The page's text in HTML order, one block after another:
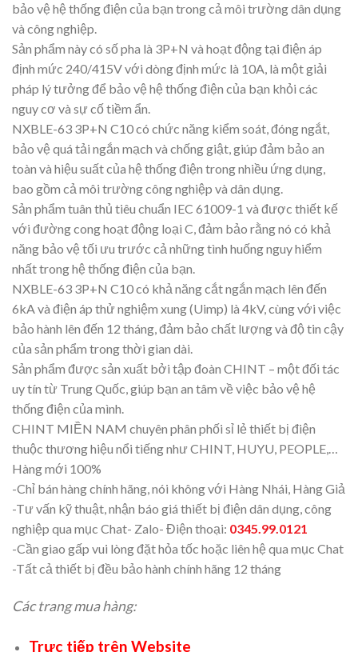
bảo vệ hệ thống điện của bạn trong cả môi trường dân dụng
và công nghiệp.
Sản phẩm này có số pha là 3P+N và hoạt động tại điện áp
định mức 240/415V với dòng định mức là 10A, là một giải
pháp lý tưởng để bảo vệ hệ thống điện của bạn khỏi các
nguy cơ và sự cố tiềm ẩn.
NXBLE-63 3P+N C10 có chức năng kiểm soát, đóng ngắt,
bảo vệ quá tải ngắn mạch và chống giật, giúp đảm bảo an
toàn và hiệu suất của hệ thống điện trong nhiều ứng dụng,
bao gồm cả môi trường công nghiệp và dân dụng.
Sản phẩm tuân thủ tiêu chuẩn IEC 61009-1 và được thiết kế
với đường cong hoạt động loại C, đảm bảo rằng nó có khả
năng bảo vệ tối ưu trước cả những tình huống nguy hiểm
nhất trong hệ thống điện của bạn.
NXBLE-63 3P+N C10 có khả năng cắt ngắn mạch lên đến
6kA và điện áp thử nghiệm xung (Uimp) là 4kV, cùng với việc
bảo hành lên đến 12 tháng, đảm bảo chất lượng và độ tin cậy
của sản phẩm trong thời gian dài.
Sản phẩm được sản xuất bởi tập đoàn CHINT – một đối tác
uy tín từ Trung Quốc, giúp bạn an tâm về việc bảo vệ hệ
thống điện của mình.
CHINT MIỀN NAM chuyên phân phối sỉ lẻ thiết bị điện
thuộc thương hiệu nổi tiếng như CHINT, HUYU, PEOPLE,…
Hàng mới 100%
-Chỉ bán hàng chính hãng, nói không với Hàng Nhái, Hàng Giả
-Tư vấn kỹ thuật, nhận báo giá thiết bị điện dân dụng, công
nghiệp qua mục Chat- Zalo- Điện thoại: 0345.99.0121
-Cần giao gấp vui lòng đặt hỏa tốc hoặc liên hệ qua mục Chat
-Tất cả thiết bị đều bảo hành chính hãng 12 tháng
Các trang mua hàng:
Trực tiếp trên Website